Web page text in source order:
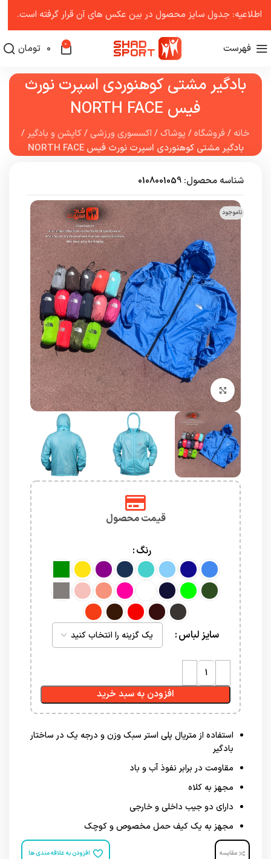
فهرست 0
0 تومان
بادگیر مشتی کوهنوردی اسپرت نورث
فیس NORTH FACE
خانه /فروشگاه/ پوشاک/ اکسسوری ورزشی/کاپشن و بادگیر/
بادگیر مشتی کوهنوردی اسپرت نورث فیس NORTH FACE
شناسه محصول: 0108001059
ناموجود
برای بزرگنمایی کلیک کنید
قیمت محصول
رنگ
سایز لباس
افزودن به سبد خرید
استفاده از متریال پلی استر سبک وزن و درجه یک در ساختار
بادگیر
مقاومت در برابر نفوذ آب و باد
مجهز به کلاه
دارای دو جیب داخلی و خارجی
مجهز به یک کیف حمل مخصوص و کوچک
مقایسه افزودن به علاقه مندی ها
اطلاعیه: جدول سایز محصول در بین عکس ‌های آن قرار گرفته است.